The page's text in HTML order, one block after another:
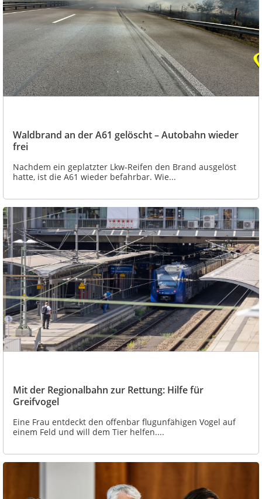
Waldbrand an der A61 gelöscht – Autobahn wieder
frei
Nachdem ein geplatzter Lkw-Reifen den Brand ausgelöst
hatte, ist die A61 wieder befahrbar. Wie...
Mit der Regionalbahn zur Rettung: Hilfe für
Greifvogel
Eine Frau entdeckt den offenbar flugunfähigen Vogel auf
einem Feld und will dem Tier helfen....